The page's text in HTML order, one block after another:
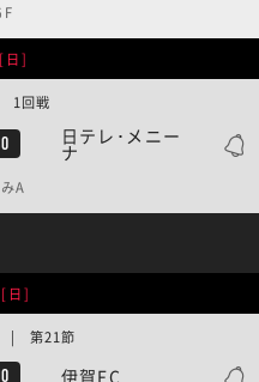
[日]
日テレ･メニー
ナ
回戦
A
[日]
伊賀FC
| 第21節